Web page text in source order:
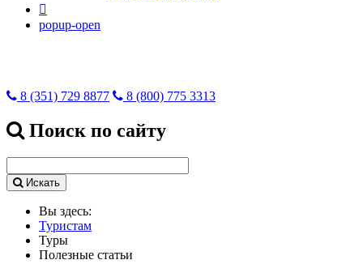

popup-open
8 (351) 729 8877 8 (800) 775 3313
Поиск по сайту
Искать
Вы здесь:
Туристам
Туры
Полезные статьи